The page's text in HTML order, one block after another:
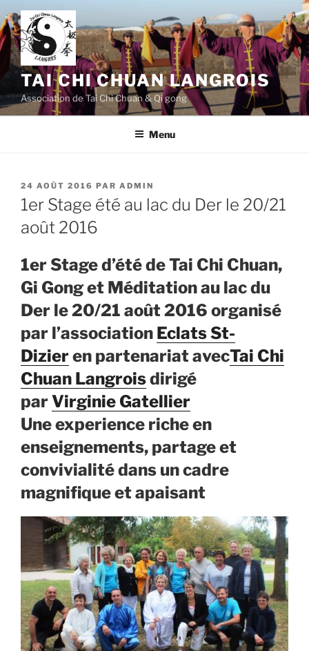
Aller
au
contenu
principal
TAI CHI CHUAN LANGROIS
Association de Tai Chi Chuan & Qi gong
Menu
PUBLIÉ
LE
24 AOÛT 2016 PAR ADMIN
1er Stage été au lac du Der le 20/21
août 2016
1er Stage d’été de Tai Chi Chuan,
Gi Gong et Méditation au lac du
Der le 20/21 août 2016 organisé
par l’association Eclats St-
Dizier en partenariat avecTai Chi
Chuan Langroisdirigé
par Virginie Gatellier
Une experience riche en
enseignements, partage et
convivialité dans un cadre
magnifique et apaisant